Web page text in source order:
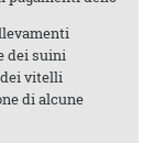
dei suini
dei vitelli
di alcune